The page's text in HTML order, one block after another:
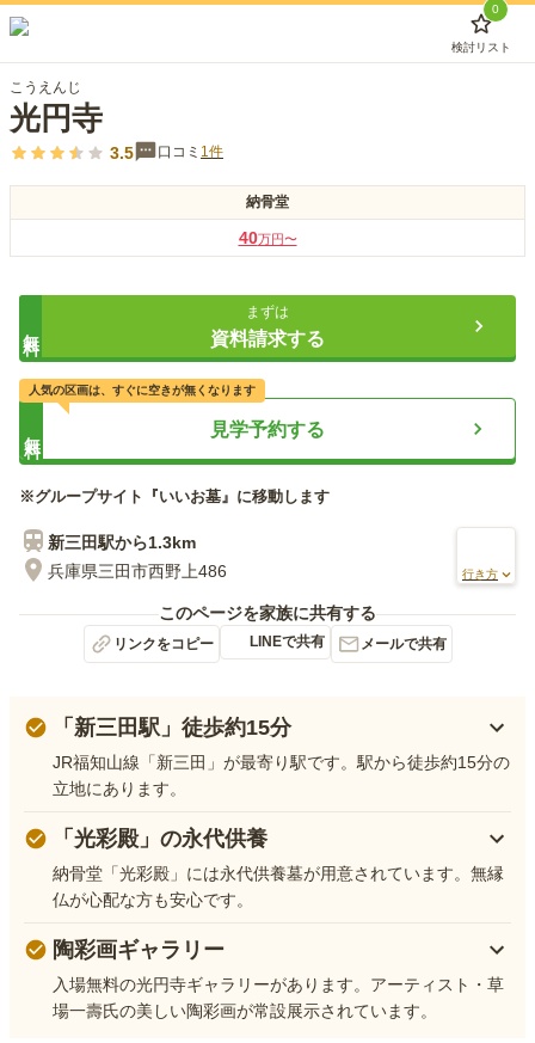
0
検討リスト
こうえんじ
光円寺
3.5 口コミ 1件
納骨堂
40万円〜
まずは
資料請求する
見学予約する
人気の区画は、すぐに空きが無くなります
※グループサイト『いいお墓』に移動します
新三田駅から1.3km
兵庫県三田市西野上486
行き方
このページを家族に共有する
リンクをコピー LINEで共有 メールで共有
「新三田駅」徒歩約15分
JR福知山線「新三田」が最寄り駅です。駅から徒歩約15分の
立地にあります。
「光彩殿」の永代供養
納骨堂「光彩殿」には永代供養墓が用意されています。無縁
仏が心配な方も安心です。
陶彩画ギャラリー
入場無料の光円寺ギャラリーがあります。アーティスト・草
場一壽氏の美しい陶彩画が常設展示されています。